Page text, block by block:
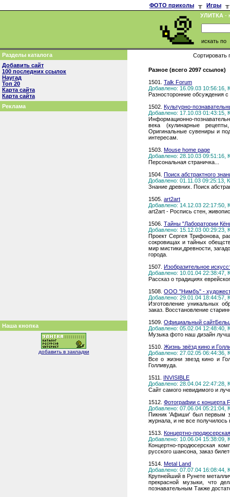
ФОТО приколы ╥ Игры
╥
УЛИТКА -
искать по
Разделы каталога
Добавить сайт
100 последних ссылок
Наугад
Топ 20
Карта сайта
Карта сайта
Реклама
Наша кнопка
добавить в закладки
Сортировать
Разное (всего 2097 ссылок)
1501. Talk Forum
Добавлено: 16.09.03 10:56:16,
Разносторонние обсуждения
1502. Культурно-
Добавлено: 17.10.03 01:43:15,
Информационно-
века (кулинарные
Оригинальные сувениры и
интересам.
1503. Mouse home page
Добавлено: 28.10.03 09:51:16,
Персональная страничка...
1504. Поиск абстрактного
Добавлено: 01.11.03 09:25:13,
Знание древних. Поиск
1505. art2art
Добавлено: 14.12.03 22:17:50,
art2art - Роспись стен,
1506. Тайны "Лаборатории
Добавлено: 15.12.03 00:29:23,
Проект Сергея Трифонова,
сокровищах и тайных
мир мистики,древности,
города.
1507. Изобразительное
Добавлено: 10.01.04 22:38:47,
Рассказ о традициях
1508. ООО "Нимбъ" -
Добавлено: 29.01.04 18:44:57,
Изготовление уникальных
заказ. Восстановление
1509. Официальный
Добавлено: 05.02.04 12:48:40,
Музыка фото наш дизайн
1510. Жизнь звёзд кино и
Добавлено: 27.02.05 06:44:36,
Все о жизни звезд кино и
Голливуда.
1511. INVISIBLE
Добавлено: 28.04.04 22:47:28,
Сайт самого невидимого и
1512. Фотографии с концерта
Добавлено: 07.06.04 05:21:04,
Пикник 'Афиши' был первым
журнала, и не все получилось
1513. Концертно-
Добавлено: 10.06.04 15:38:09,
Концертно-продюсерская
русского шансона, заказ
1514. Metal Land
Добавлено: 07.07.04 16:08:44,
Крупнейший в Рунете
прекрасной музыки, что
познавательным Также